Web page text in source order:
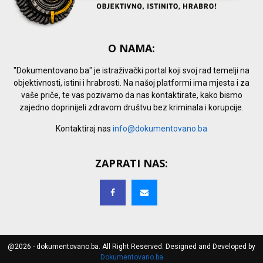
O NAMA:
"Dokumentovano.ba" je istraživački portal koji svoj rad temelji na
objektivnosti, istini i hrabrosti. Na našoj platformi ima mjesta i za
vaše priče, te vas pozivamo da nas kontaktirate, kako bismo
zajedno doprinijeli zdravom društvu bez kriminala i korupcije.
Kontaktiraj nas info@dokumentovano.ba
ZAPRATI NAS:
@2026 - dokumentovano.ba. All Right Reserved. Designed and Developed by
Dokumentovano.ba